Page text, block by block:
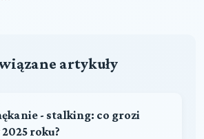
artykuły
- stalking: co grozi
roku?